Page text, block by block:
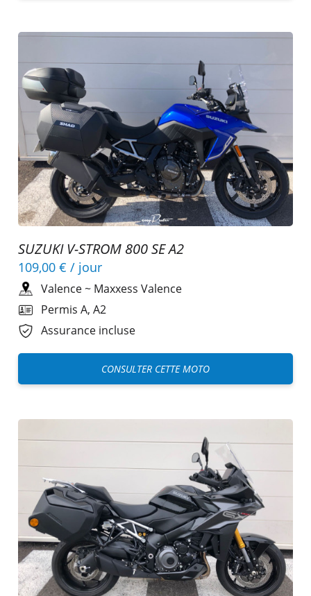
SUZUKI V-STROM 800 SE A2
109,00 € / jour
Valence~ Maxxess Valence
Permis A, A2
Assurance incluse
CONSULTER CETTE MOTO